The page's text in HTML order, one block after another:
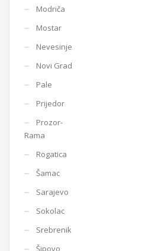
Modriča
Mostar
Nevesinje
Novi Grad
Pale
Prijedor
Prozor-
Rama
Rogatica
Šamac
Sarajevo
Sokolac
Srebrenik
Šipovo